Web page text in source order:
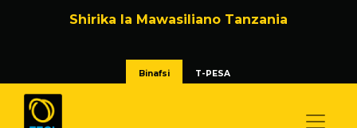
Shirika la Mawasiliano Tanzania
Binafsi T-PESA